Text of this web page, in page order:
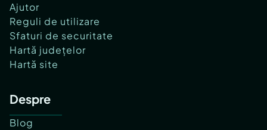
Ajutor
Reguli de utilizare
Sfaturi de securitate
Hartă județelor
Hartă site
Despre
Blog